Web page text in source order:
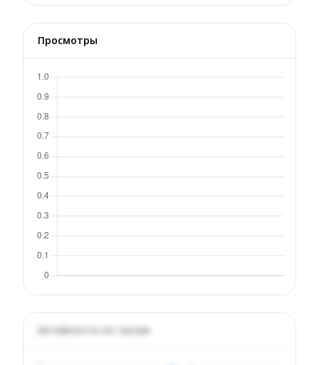
Просмотры
Активность по часам